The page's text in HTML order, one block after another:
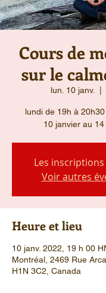
Cours de
sur le
lun. 10 janv.
lundi de 19h à
10 janvier au
Les
Voir autres
Heure et lieu
10 janv. 2022, 19 h 00
Montréal, 2469 Rue
H1N 3C2, Canada